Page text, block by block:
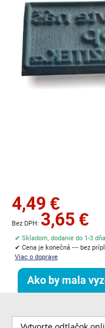
obrázkov
4,49 €
3,65 €
✔ Skladom, dodanie do 1-3 dňa
✔ Cena je konečná — bez
Viac o doprave
Ako by mala